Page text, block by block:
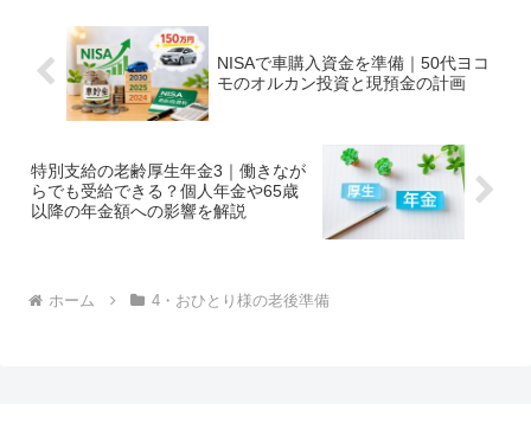
NISAで車購入資金を準備｜50代ヨコ
モのオルカン投資と現預金の計画
特別支給の老齢厚生年金3｜働きなが
らでも受給できる？個人年金や65歳
以降の年金額への影響を解説
ホーム 4・おひとり様の老後準備